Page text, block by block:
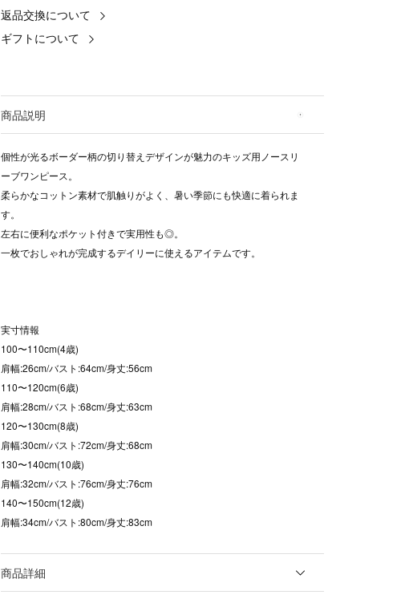
返品交換について
ギフトについて
商品説明
個性が光るボーダー柄の切り替えデザインが魅力のキッズ用ノースリ
ーブワンピース。
柔らかなコットン素材で肌触りがよく、暑い季節にも快適に着られま
す。
左右に便利なポケット付きで実用性も◎。
一枚でおしゃれが完成するデイリーに使えるアイテムです。
実寸情報
100〜110cm(4歳)
肩幅:26cm/バスト:64cm/身丈:56cm
110〜120cm(6歳)
肩幅:28cm/バスト:68cm/身丈:63cm
120〜130cm(8歳)
肩幅:30cm/バスト:72cm/身丈:68cm
130〜140cm(10歳)
肩幅:32cm/バスト:76cm/身丈:76cm
140〜150cm(12歳)
肩幅:34cm/バスト:80cm/身丈:83cm
商品詳細